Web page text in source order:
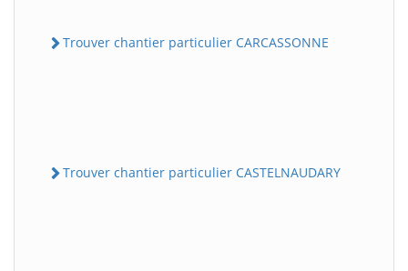
Trouver chantier particulier CARCASSONNE
Trouver chantier particulier CASTELNAUDARY